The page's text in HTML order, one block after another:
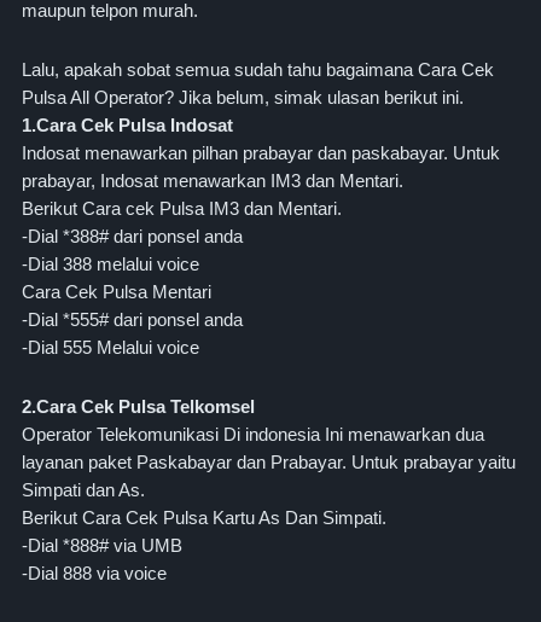
maupun telpon murah.
Lalu, apakah sobat semua sudah tahu bagaimana Cara Cek
Pulsa All Operator? Jika belum, simak ulasan berikut ini.
1.Cara Cek Pulsa Indosat
Indosat menawarkan pilhan prabayar dan paskabayar. Untuk
prabayar, Indosat menawarkan IM3 dan Mentari.
Berikut Cara cek Pulsa IM3 dan Mentari.
-Dial *388# dari ponsel anda
-Dial 388 melalui voice
Cara Cek Pulsa Mentari
-Dial *555# dari ponsel anda
-Dial 555 Melalui voice
2.Cara Cek Pulsa Telkomsel
Operator Telekomunikasi Di indonesia Ini menawarkan dua
layanan paket Paskabayar dan Prabayar. Untuk prabayar yaitu
Simpati dan As.
Berikut Cara Cek Pulsa Kartu As Dan Simpati.
-Dial *888# via UMB
-Dial 888 via voice